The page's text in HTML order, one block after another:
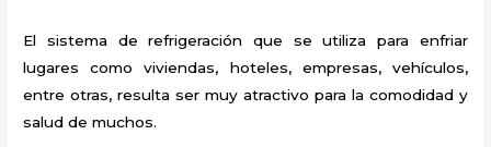
El sistema de refrigeración que se utiliza para enfriar
lugares como viviendas, hoteles, empresas, vehículos,
entre otras, resulta ser muy atractivo para la comodidad y
salud de muchos.